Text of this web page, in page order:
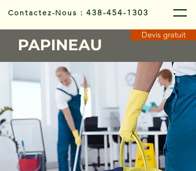
Contactez-Nous :438-454-1303
PAPINEAU
Devis gratuit